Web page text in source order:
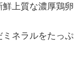
鮮上質な濃厚鶏卵
ミネラルをたっぷ